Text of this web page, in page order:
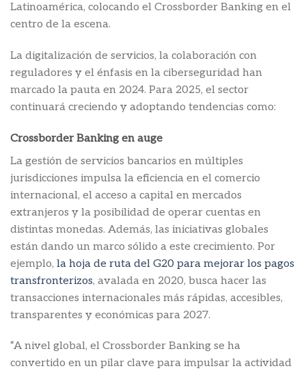
Latinoamérica, colocando el Crossborder Banking en el
centro de la escena.
La digitalización de servicios, la colaboración con
reguladores y el énfasis en la ciberseguridad han
marcado la pauta en 2024. Para 2025, el sector
continuará creciendo y adoptando tendencias como:
Crossborder Banking en auge
La gestión de servicios bancarios en múltiples
jurisdicciones impulsa la eficiencia en el comercio
internacional, el acceso a capital en mercados
extranjeros y la posibilidad de operar cuentas en
distintas monedas. Además, las iniciativas globales
están dando un marco sólido a este crecimiento. Por
ejemplo, la hoja de ruta del G20 para mejorar los pagos
transfronterizos, avalada en 2020, busca hacer las
transacciones internacionales más rápidas, accesibles,
transparentes y económicas para 2027.
“A nivel global, el Crossborder Banking se ha
convertido en un pilar clave para impulsar la actividad